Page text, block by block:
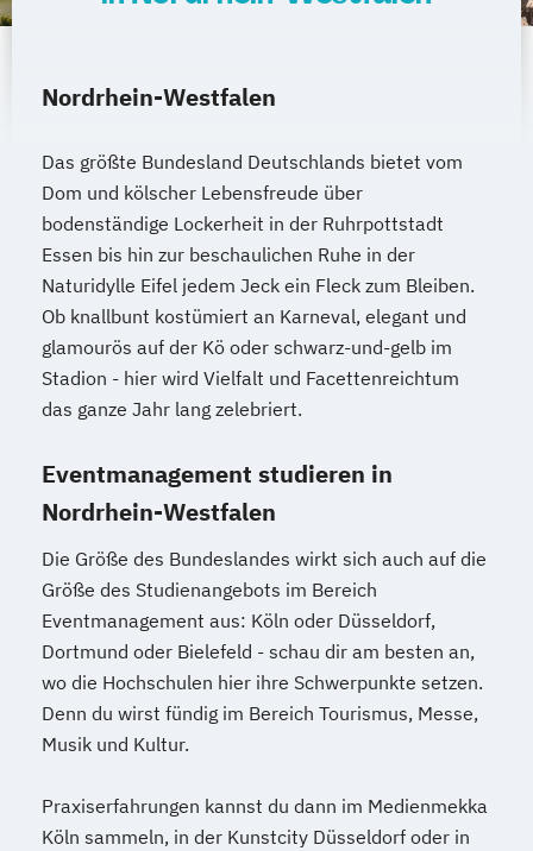
Nordrhein-Westfalen
Das größte Bundesland Deutschlands bietet vom
Dom und kölscher Lebensfreude über
bodenständige Lockerheit in der Ruhrpottstadt
Essen bis hin zur beschaulichen Ruhe in der
Naturidylle Eifel jedem Jeck ein Fleck zum Bleiben.
Ob knallbunt kostümiert an Karneval, elegant und
glamourös auf der Kö oder schwarz-und-gelb im
Stadion - hier wird Vielfalt und Facettenreichtum
das ganze Jahr lang zelebriert.
Eventmanagement studieren in
Nordrhein-Westfalen
Die Größe des Bundeslandes wirkt sich auch auf die
Größe des Studienangebots im Bereich
Eventmanagement aus: Köln oder Düsseldorf,
Dortmund oder Bielefeld - schau dir am besten an,
wo die Hochschulen hier ihre Schwerpunkte setzen.
Denn du wirst fündig im Bereich Tourismus, Messe,
Musik und Kultur.
Praxiserfahrungen kannst du dann im Medienmekka
Köln sammeln, in der Kunstcity Düsseldorf oder in